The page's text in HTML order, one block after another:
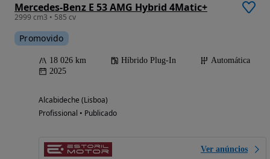
Mercedes-Benz E 53 AMG Hybrid 4Matic+
2999 cm3 • 585 cv
Promovido
18 026 km Híbrido Plug-In
Automática
2025
Alcabideche (Lisboa)
Profissional • Publicado
Ver anúncios